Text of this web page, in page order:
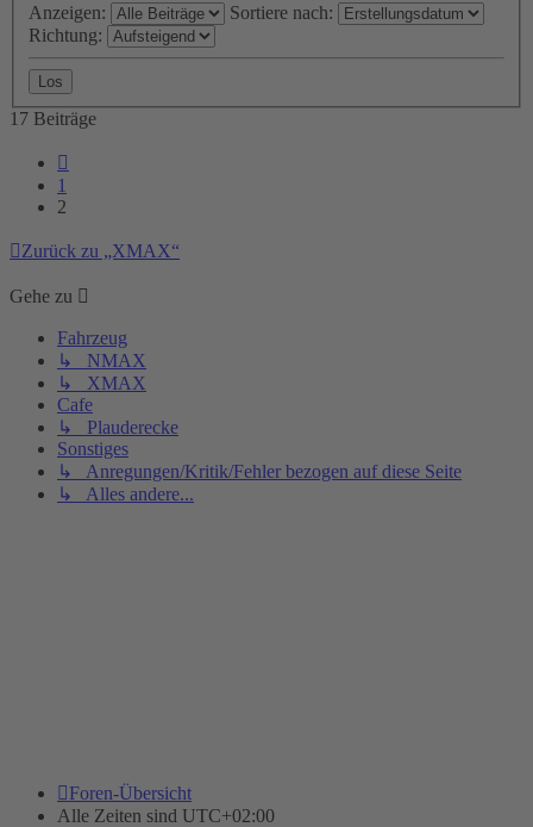
Anzeigen:
Sortiere nach:
Richtung:
17 Beiträge
1
2
Zurück zu „XMAX“
Gehe zu
Fahrzeug
↳ NMAX
↳ XMAX
Cafe
↳ Plauderecke
Sonstiges
↳ Anregungen/Kritik/Fehler bezogen auf diese Seite
↳ Alles andere...
Foren-Übersicht
Alle Zeiten sind UTC+02:00